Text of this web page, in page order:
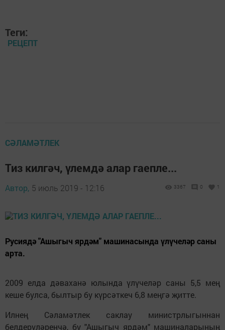
Теги:
РЕЦЕПТ
СӘЛАМӘТЛЕК
Тиз килгәч, үлемдә алар гаепле...
Автор, 5 июль 2019 - 12:16 3367 0 1
Русиядә "Ашыгыч ярдәм" машинасында үлүчеләр саны
арта.
2009 елда дәваханә юлында үлүчеләр саны 5,5 мең
кеше булса, былтыр бу күрсәткеч 6,8 меңгә җитте.
Илнең Сәламәтлек саклау министрлыгыннан
белдерүләренчә, бу "Ашыгыч ярдәм" машиналарының